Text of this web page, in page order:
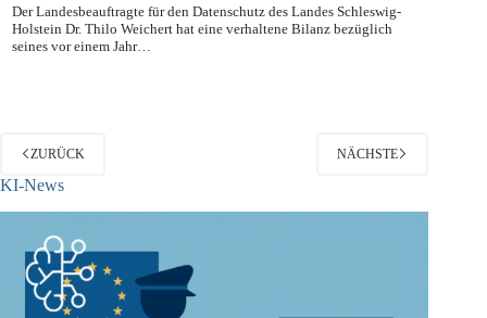
04.09.2012
Der Landesbeauftragte für den Datenschutz des Landes Schleswig-
Holstein Dr. Thilo Weichert hat eine verhaltene Bilanz bezüglich
ZURÜCK
KI-News